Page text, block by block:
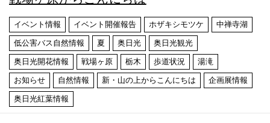
イベント情報 イベント開催報告 ホザキシモツケ 中禅寺湖
低公害バス自然情報 夏 奥日光 奥日光観光
奥日光開花情報 戦場ヶ原 栃木 歩道状況 湯滝
お知らせ 自然情報 新・山の上からこんにちは 企画展情報
奥日光紅葉情報